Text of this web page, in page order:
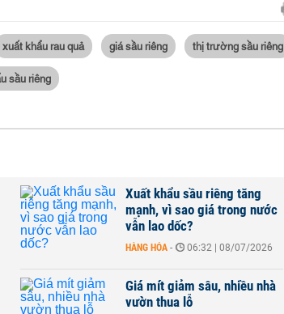
xuất khẩu rau quả giá sầu riêng thị trường sầu riêng
sầu riêng
Xuất khẩu sầu riêng tăng
mạnh, vì sao giá trong nước
vẫn lao dốc?
HÀNG HÓA - 06:32 | 08/07/2026
Giá mít giảm sâu, nhiều nhà
vườn thua lỗ